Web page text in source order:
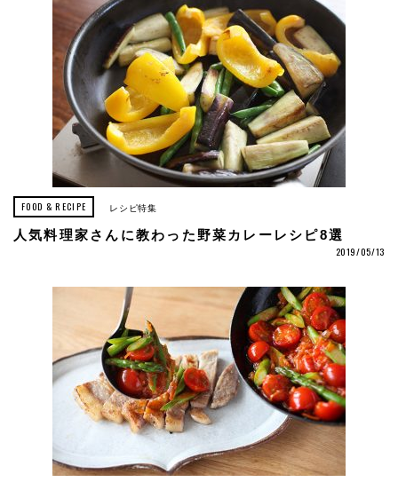
FOOD & RECIPE レシピ特集
人気料理家さんに教わった野菜カレーレシピ8選
2019/05/13